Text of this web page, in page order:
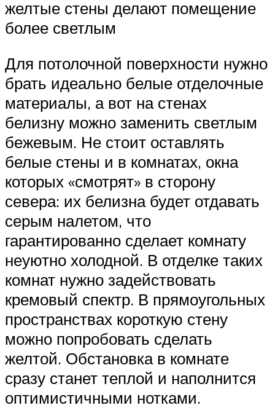
желтые стены делают помещение
более светлым
Для потолочной поверхности нужно
брать идеально белые отделочные
материалы, а вот на стенах
белизну можно заменить светлым
бежевым. Не стоит оставлять
белые стены и в комнатах, окна
которых «смотрят» в сторону
севера: их белизна будет отдавать
серым налетом, что
гарантированно сделает комнату
неуютно холодной. В отделке таких
комнат нужно задействовать
кремовый спектр. В прямоугольных
пространствах короткую стену
можно попробовать сделать
желтой. Обстановка в комнате
сразу станет теплой и наполнится
оптимистичными нотками.